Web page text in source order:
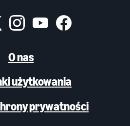
O nas
użytkowania
prywatności